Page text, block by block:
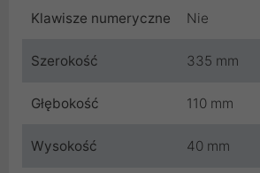
Klawisze numeryczne Nie
Szerokość 335 mm
Głębokość 110 mm
Wysokość 40 mm